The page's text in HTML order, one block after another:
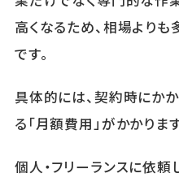
高くなるため、相場より
です。
具体的には、契約時にか
る「月額費用」がかかります
個人・フリーランスに依